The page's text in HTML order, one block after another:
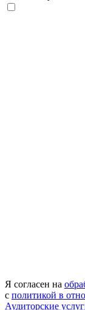
Я согласен на
с политикой в
Аудиторские